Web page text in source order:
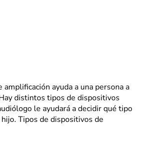
ayuda a una persona a
distintos tipos de dispositivos
le ayudará a decidir qué tipo
Tipos de dispositivos de